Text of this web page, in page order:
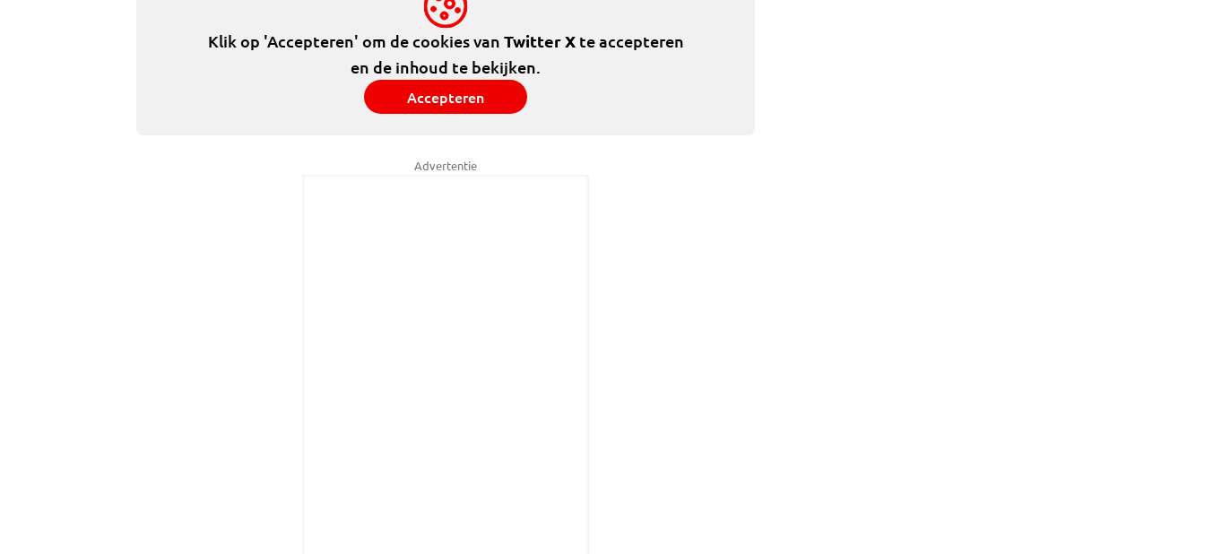
Klik op 'Accepteren' om de cookies van Twitter Xte accepteren
en de inhoud te bekijken.
Accepteren
Advertentie